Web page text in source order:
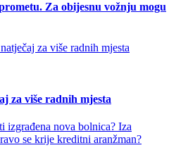
Za obijesnu vožnju mogu
za više radnih mjesta